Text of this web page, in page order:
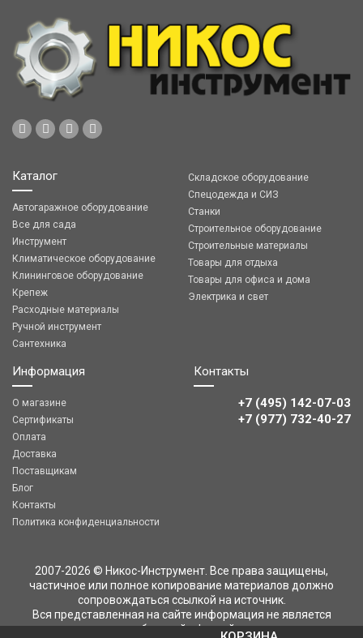
Каталог
Автогаражное оборудование
Все для сада
Инструмент
Климатическое оборудование
Клининговое оборудование
Крепеж
Расходные материалы
Ручной инструмент
Сантехника
Складское оборудование
Спецодежда и СИЗ
Станки
Строительное оборудование
Строительные материалы
Товары для отдыха
Товары для офиса и дома
Электрика и свет
Информация
О магазине
Сертификаты
Оплата
Доставка
Поставщикам
Блог
Контакты
Политика конфиденциальности
Контакты
+7 (495) 142-07-03
‎‎+7 (977) 732-40-27
2007-2026 © Никос-Инструмент. Все права защищены,
частичное или полное копирование материалов должно
сопровождаться ссылкой на источник.
Вся представленная на сайте информация не является
публичной офертой